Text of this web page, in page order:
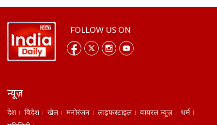
FOLLOW US ON
न्यूज़
देश विदेश खेल मनोरंजन लाइफस्टाइल वायरल न्यूज़
धर्म